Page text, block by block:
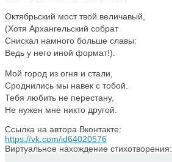
Октябрьский мост твой величавый,
(Хотя Архангельский собрат
Снискал намного больше славы:
Ведь у него иной формат!).
Мой город из огня и стали,
Сроднились мы навек с тобой.
Тебя любить не перестану,
Не нужен мне никто другой.
Ссылка на автора Вконтакте:
https://vk.com/id64020576
Виртуальное нахождение стихотворения: